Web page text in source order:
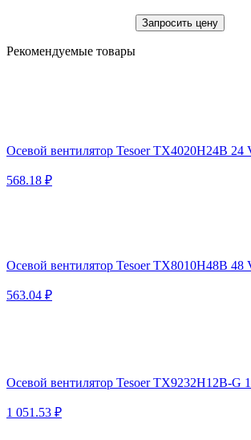
Запросить цену
Рекомендуемые товары
Осевой вентилятор Tesoer TX4020H24B 24
568.18 ₽
Осевой вентилятор Tesoer TX8010H48B 48
563.04 ₽
Осевой вентилятор Tesoer TX9232H12B-G
1 051.53 ₽